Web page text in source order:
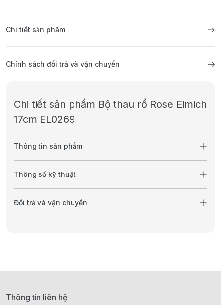
Chi tiết sản phẩm
Chính sách đổi trả và vận chuyển
Chi tiết sản phẩm Bộ thau rổ Rose Elmich
17cm EL0269
Thông tin sản phẩm
Thông số kỹ thuật
Đổi trả và vận chuyển
Thông tin liên hệ